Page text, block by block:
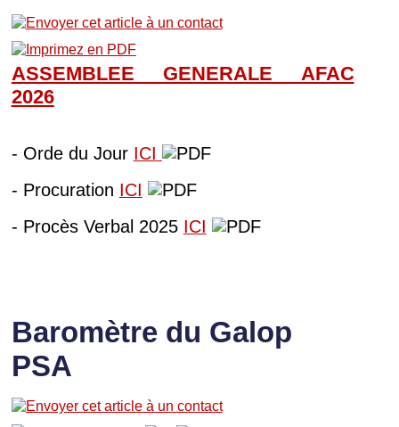
ASSEMBLEE GENERALE AFAC
2026
- Orde du Jour ICI
- Procuration ICI
- Procès Verbal 2025 ICI
Baromètre du Galop
PSA